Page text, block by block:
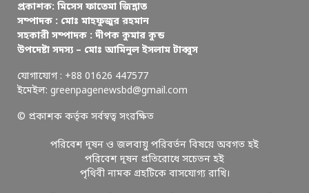
প্রকাশক: মিসেস ফাতেমা জিন্নাত
সম্পাদক : মোঃ মাহফুজুর রহমান
সহকারী সম্পাদক : দীপক কুমার কুন্ড
উপদেষ্টা সদস্য – মোঃ আমিনুল ইসলাম টাব্বুস
যোগাযোগ : +88 01626 447577
ইমেইল: greenpagenewsbd@gmail.com
© প্রকাশক কর্তৃক সর্বস্বত্ব সংরক্ষিত
পরিবেশ দূষন ও জলবায়ু পরিবর্তন বিষয়ে অবগত হই
পরিবেশ দূষন প্রতিরোধে সচেতন হই
পৃথিবী নামক গ্রহটিকে বাসযোগ্য রাখি।